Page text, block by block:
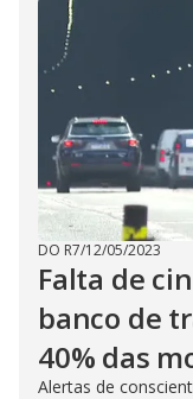
DO R7/12/05/2023
Falta de
banco de
40% das
Alertas de